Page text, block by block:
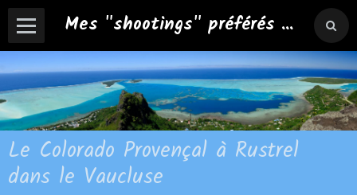
Mes "shootings" préférés ...
Le Colorado Provençal à Rustrel
dans le Vaucluse